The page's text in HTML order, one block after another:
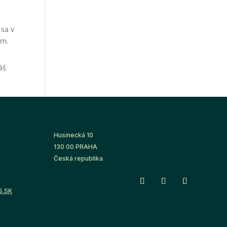
v
Husinecká 10
130 00 PRAHA
Česká republika